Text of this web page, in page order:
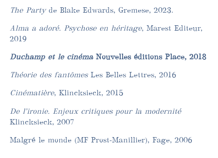
The Partyde Blake Edwards, Gremese, 2023.
Alma a adoré. Psychose en héritage, Marest Editeur,
2019
Duchamp et le cinéma Nouvelles éditions Place, 2018
Théorie des fantômes Les Belles Lettres, 2016
Cinématière, Klincksieck, 2015
De l’ironie. Enjeux critiques pour la modernité
Klincksieck, 2007
Malgré le monde (MF Prost-Manillier), Fage, 2006